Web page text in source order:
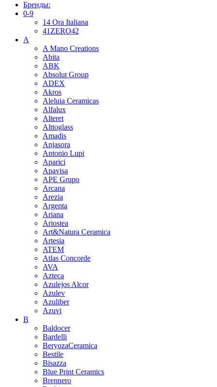
Бренды:
0-9
14 Ora Italiana
41ZERO42
A
A Mano Creations
Abita
ABK
Absolut Group
ADEX
Akros
Aleluia Ceramicas
Alfalux
Alteret
Alttoglass
Amadis
Anjasora
Antonio Lupi
Aparici
Apavisa
APE Grupo
Arcana
Arezia
Argenta
Ariana
Ariostea
Art&Natura Ceramica
Artesia
ATEM
Atlas Concorde
AVA
Azteca
Azulejos Alcor
Azulev
Azuliber
Azuvi
B
Baldocer
Bardelli
BeryozaCeramica
Bestile
Bisazza
Blue Print Ceramics
Brennero